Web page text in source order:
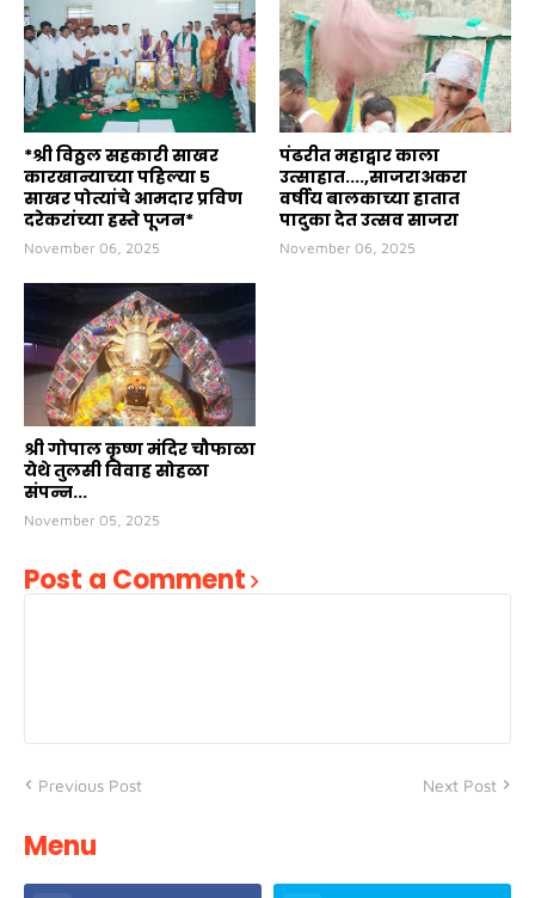
*श्री विठ्ठल सहकारी साखर
कारखान्याच्या पहिल्या ५
साखर पोत्यांचे आमदार प्रविण
दरेकरांच्या हस्ते पूजन*
November 06, 2025
पंढरीत महाद्वार काला
उत्साहात....,साजराअकरा
वर्षीय बालकाच्या हातात
पादुका देत उत्सव साजरा
November 06, 2025
श्री गोपाल कृष्ण मंदिर चौफाळा
येथे तुलसी विवाह सोहळा
संपन्न...
November 05, 2025
Post a Comment
Previous Post Next Post
Menu